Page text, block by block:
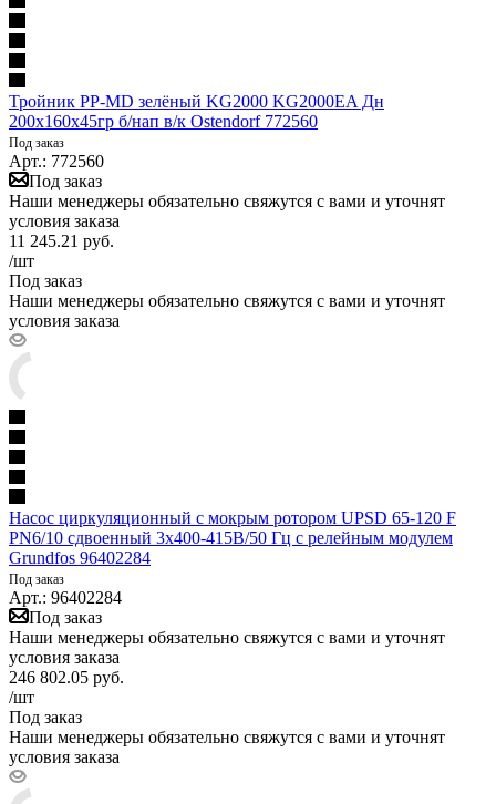
Тройник PP-MD зелёный KG2000 KG2000EA Дн
200х160х45гр б/нап в/к Ostendorf 772560
Под заказ
Арт.: 772560
Под заказ
Наши менеджеры обязательно свяжутся с вами и уточнят
условия заказа
11 245.21 руб.
/шт
Под заказ
Наши менеджеры обязательно свяжутся с вами и уточнят
условия заказа
Насос циркуляционный с мокрым ротором UPSD 65-120 F
PN6/10 сдвоенный 3х400-415В/50 Гц с релейным модулем
Grundfos 96402284
Под заказ
Арт.: 96402284
Под заказ
Наши менеджеры обязательно свяжутся с вами и уточнят
условия заказа
246 802.05 руб.
/шт
Под заказ
Наши менеджеры обязательно свяжутся с вами и уточнят
условия заказа